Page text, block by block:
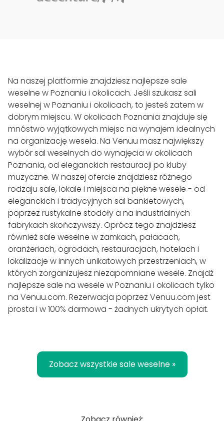
Na naszej platformie znajdziesz najlepsze sale
weselne w Poznaniu i okolicach. Jeśli szukasz sali
weselnej w Poznaniu i okolicach, to jesteś zatem w
dobrym miejscu. W okolicach Poznania znajduje się
mnóstwo wyjątkowych miejsc na wynajem idealnych
na organizację wesela. Na Venuu masz największy
wybór sal weselnych do wynajęcia w okolicach
Poznania, od eleganckich restauracji po kluby
muzyczne. W naszej ofercie znajdziesz różnego
rodzaju sale, lokale i miejsca na piękne wesele - od
eleganckich i tradycyjnych sal bankietowych,
poprzez rustykalne stodoły a na industrialnych
fabrykach skończywszy. Oprócz tego znajdziesz
również sale weselne w zamkach, pałacach,
oranżeriach, ogrodach, restauracjach, hotelach i
lokalizacje w innych unikatowych przestrzeniach, w
których zorganizujesz niezapomniane wesele. Znajdź
najlepsze sale na wesele w Poznaniu i okolicach tylko
na Venuu.com. Rezerwacja poprzez Venuu.com jest
prosta i w 100% darmowa - żadnych ukrytych opłat.
Zobacz wszystkie sale weselne »